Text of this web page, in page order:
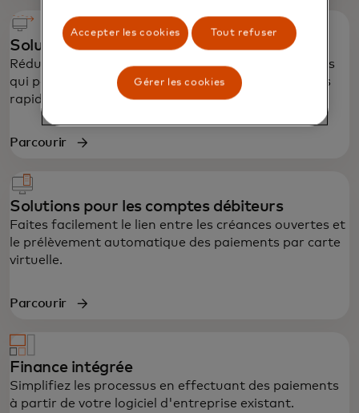
Solutions de comptes fournisseurs
Réduisez vos coûts grâce aux dernières technologies
qui permettent des paiements plus efficaces et plus
rapides.
Parcourir
Solutions pour les comptes débiteurs
Faites facilement le lien entre les créances ouvertes et
le prélèvement automatique des paiements par carte
virtuelle.
Parcourir
Finance intégrée
Simplifiez les processus en effectuant des paiements
à partir de votre logiciel d'entreprise existant.
Accepter les cookies Tout refuser
Gérer les cookies